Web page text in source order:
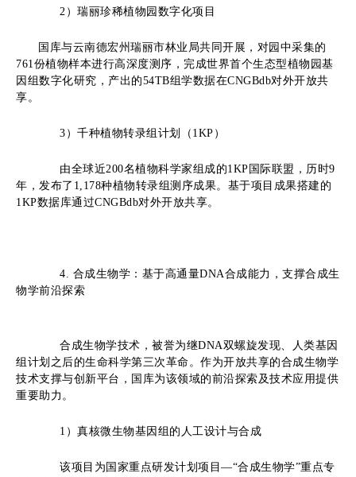
2 ） 瑞丽珍稀植物园数字化项目
国库与云南德宏州瑞丽市林业局共同开展，对园中采集的
761份植物样本进行高深度测序，完成世界首个生态型植物园基
因组数字化研究，产出的54TB组学数据在CNGBdb对外开放共
享。
3 ） 千种植物转录组计划（1KP）
由全球近200名植物科学家组成的1KP国际联盟，历时9
年，发布了1,178种植物转录组测序成果。基于项目成果搭建的
1KP数据库通过CNGBdb对外开放共享。
4. 合成生物学 ： 基于高通量DNA合成能力 ， 支撑合成生
物学前沿探索
合成生物学技术，被誉为继DNA双螺旋发现、人类基因
组计划之后的生命科学第三次革命。作为开放共享的合成生物学
技术支撑与创新平台，国库为该领域的前沿探索及技术应用提供
重要助力。
1） 真核微生物基因组的人工设计与合成
该项目为国家重点研发计划项目—“合成生物学”重点专